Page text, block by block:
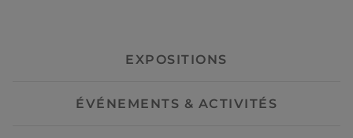
EXPOSITIONS
ÉVÉNEMENTS & ACTIVITÉS